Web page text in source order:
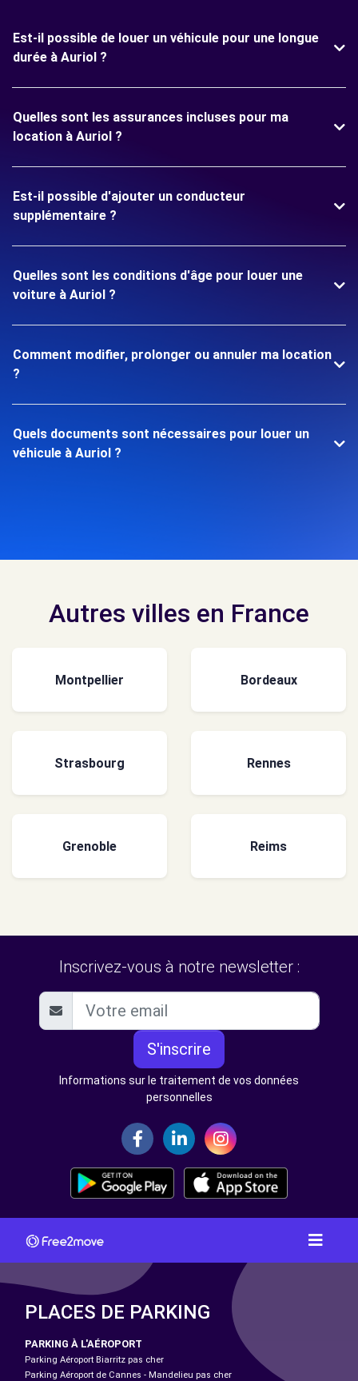
Est-il possible de louer un véhicule pour une longue
durée à Auriol ?
Quelles sont les assurances incluses pour ma
location à Auriol ?
Est-il possible d'ajouter un conducteur
supplémentaire ?
Quelles sont les conditions d'âge pour louer une
voiture à Auriol ?
Comment modifier, prolonger ou annuler ma location
?
Quels documents sont nécessaires pour louer un
véhicule à Auriol ?
Autres villes en France
Montpellier Bordeaux
Strasbourg Rennes
Grenoble Reims
Inscrivez-vous à notre newsletter :
S'inscrire
Informations sur le traitement de vos données
personnelles
PLACES DE PARKING
PARKING À L'AÉROPORT
Parking Aéroport Biarritz pas cher
Parking Aéroport de Cannes - Mandelieu pas cher